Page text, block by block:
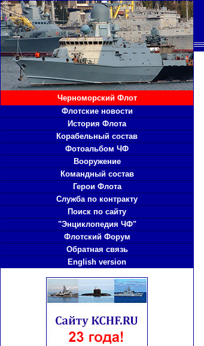
Черноморский Флот
Флотские новости
История Флота
Корабельный состав
Фотоальбом ЧФ
Вооружение
Командный состав
Герои Флота
Служба по контракту
Поиск по сайту
"Энциклопедия ЧФ"
Флотский Форум
Обратная связь
English version